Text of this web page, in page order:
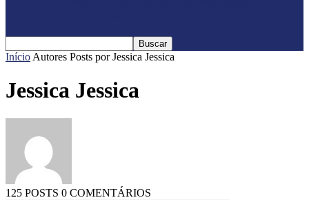
Início Autores Posts por Jessica Jessica
Jessica Jessica
125 POSTS 0 COMENTÁRIOS